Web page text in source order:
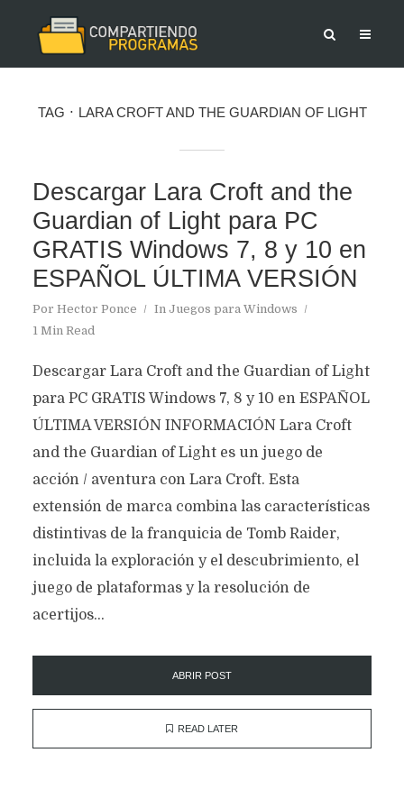
TAG LARA CROFT AND THE GUARDIAN OF LIGHT
Descargar Lara Croft and the
Guardian of Light para PC
GRATIS Windows 7, 8 y 10 en
ESPAÑOL ÚLTIMA VERSIÓN
Por Hector Ponce In Juegos para Windows
1 Min Read
Descargar Lara Croft and the Guardian of Light
para PC GRATIS Windows 7, 8 y 10 en ESPAÑOL
ÚLTIMA VERSIÓN INFORMACIÓN Lara Croft
and the Guardian of Light es un juego de
acción / aventura con Lara Croft. Esta
extensión de marca combina las características
distintivas de la franquicia de Tomb Raider,
incluida la exploración y el descubrimiento, el
juego de plataformas y la resolución de
acertijos...
ABRIR POST
READ LATER